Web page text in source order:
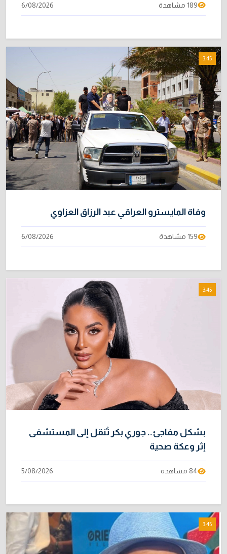
189 مشاهدة 6/08/2026
3:45
وفاة المايسترو العراقي عبد الرزاق العزاوي
159 مشاهدة 6/08/2026
3:45
بشكل مفاجئ.. جوري بكر تُنقل إلى المستشفى
إثر وعكة صحية
84 مشاهدة 5/08/2026
3:45